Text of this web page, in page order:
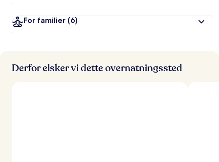
For familier (6)
Derfor elsker vi dette overnatningssted